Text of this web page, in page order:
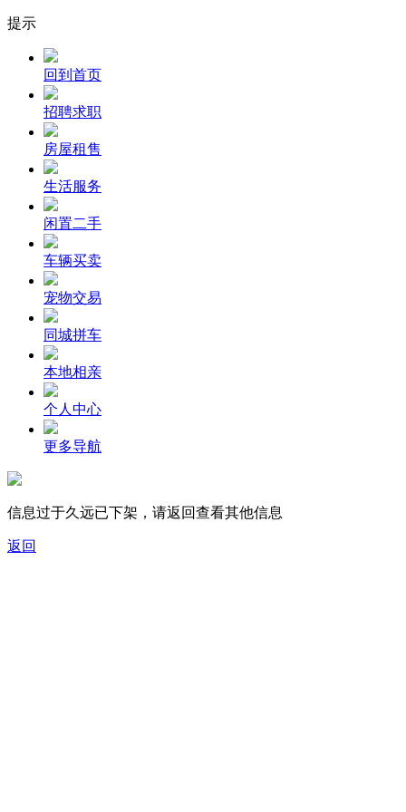
提示
回到首页
招聘求职
房屋租售
生活服务
闲置二手
车辆买卖
宠物交易
同城拼车
本地相亲
个人中心
更多导航
信息过于久远已下架，请返回查看其他信息
返回